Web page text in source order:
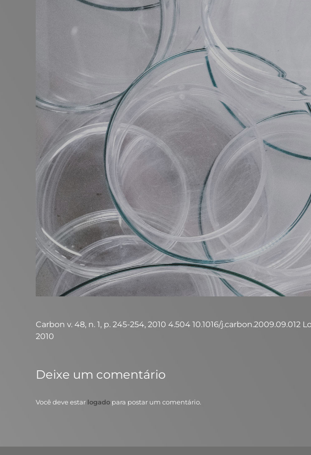
Carbon v. 48, n. 1, p. 245-254, 2010 4.504 10.1016/j.carbon.2009.09.012
2010
Deixe um comentário
Você deve estar logado para postar um comentário.